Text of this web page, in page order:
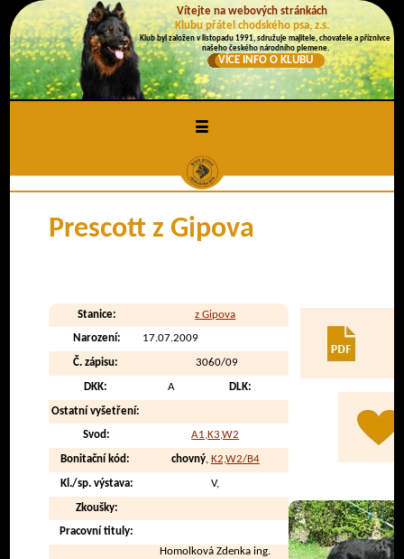
Vítejte na webových stránkách
Klubu přátel chodského psa, z.s.
Klub byl založen v listopadu 1991, sdružuje majitele, chovatele a příznivce
našeho českého národního plemene.
VÍCE INFO O KLUBU
≡
Prescott z Gipova
Stanice:
z Gipova
Narození:
17.07.2009
Č. zápisu: 3060/09
DKK: A DLK:
Ostatní vyšetření:
Svod:
A1,K3,W2
Bonitační kód: chovný, K2,W2/B4
Kl./sp. výstava: V,
Zkoušky:
Pracovní tituly:
Homolková Zdenka ing.